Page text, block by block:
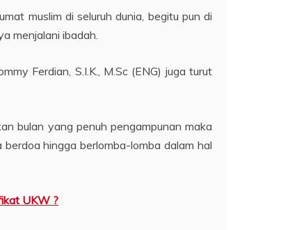
muslim di seluruh dunia, begitu pun di
menjalani ibadah.
Ferdian, S.I.K., M.Sc (ENG) juga turut
bulan yang penuh pengampunan maka
hingga berlomba-lomba dalam hal
UKW ?